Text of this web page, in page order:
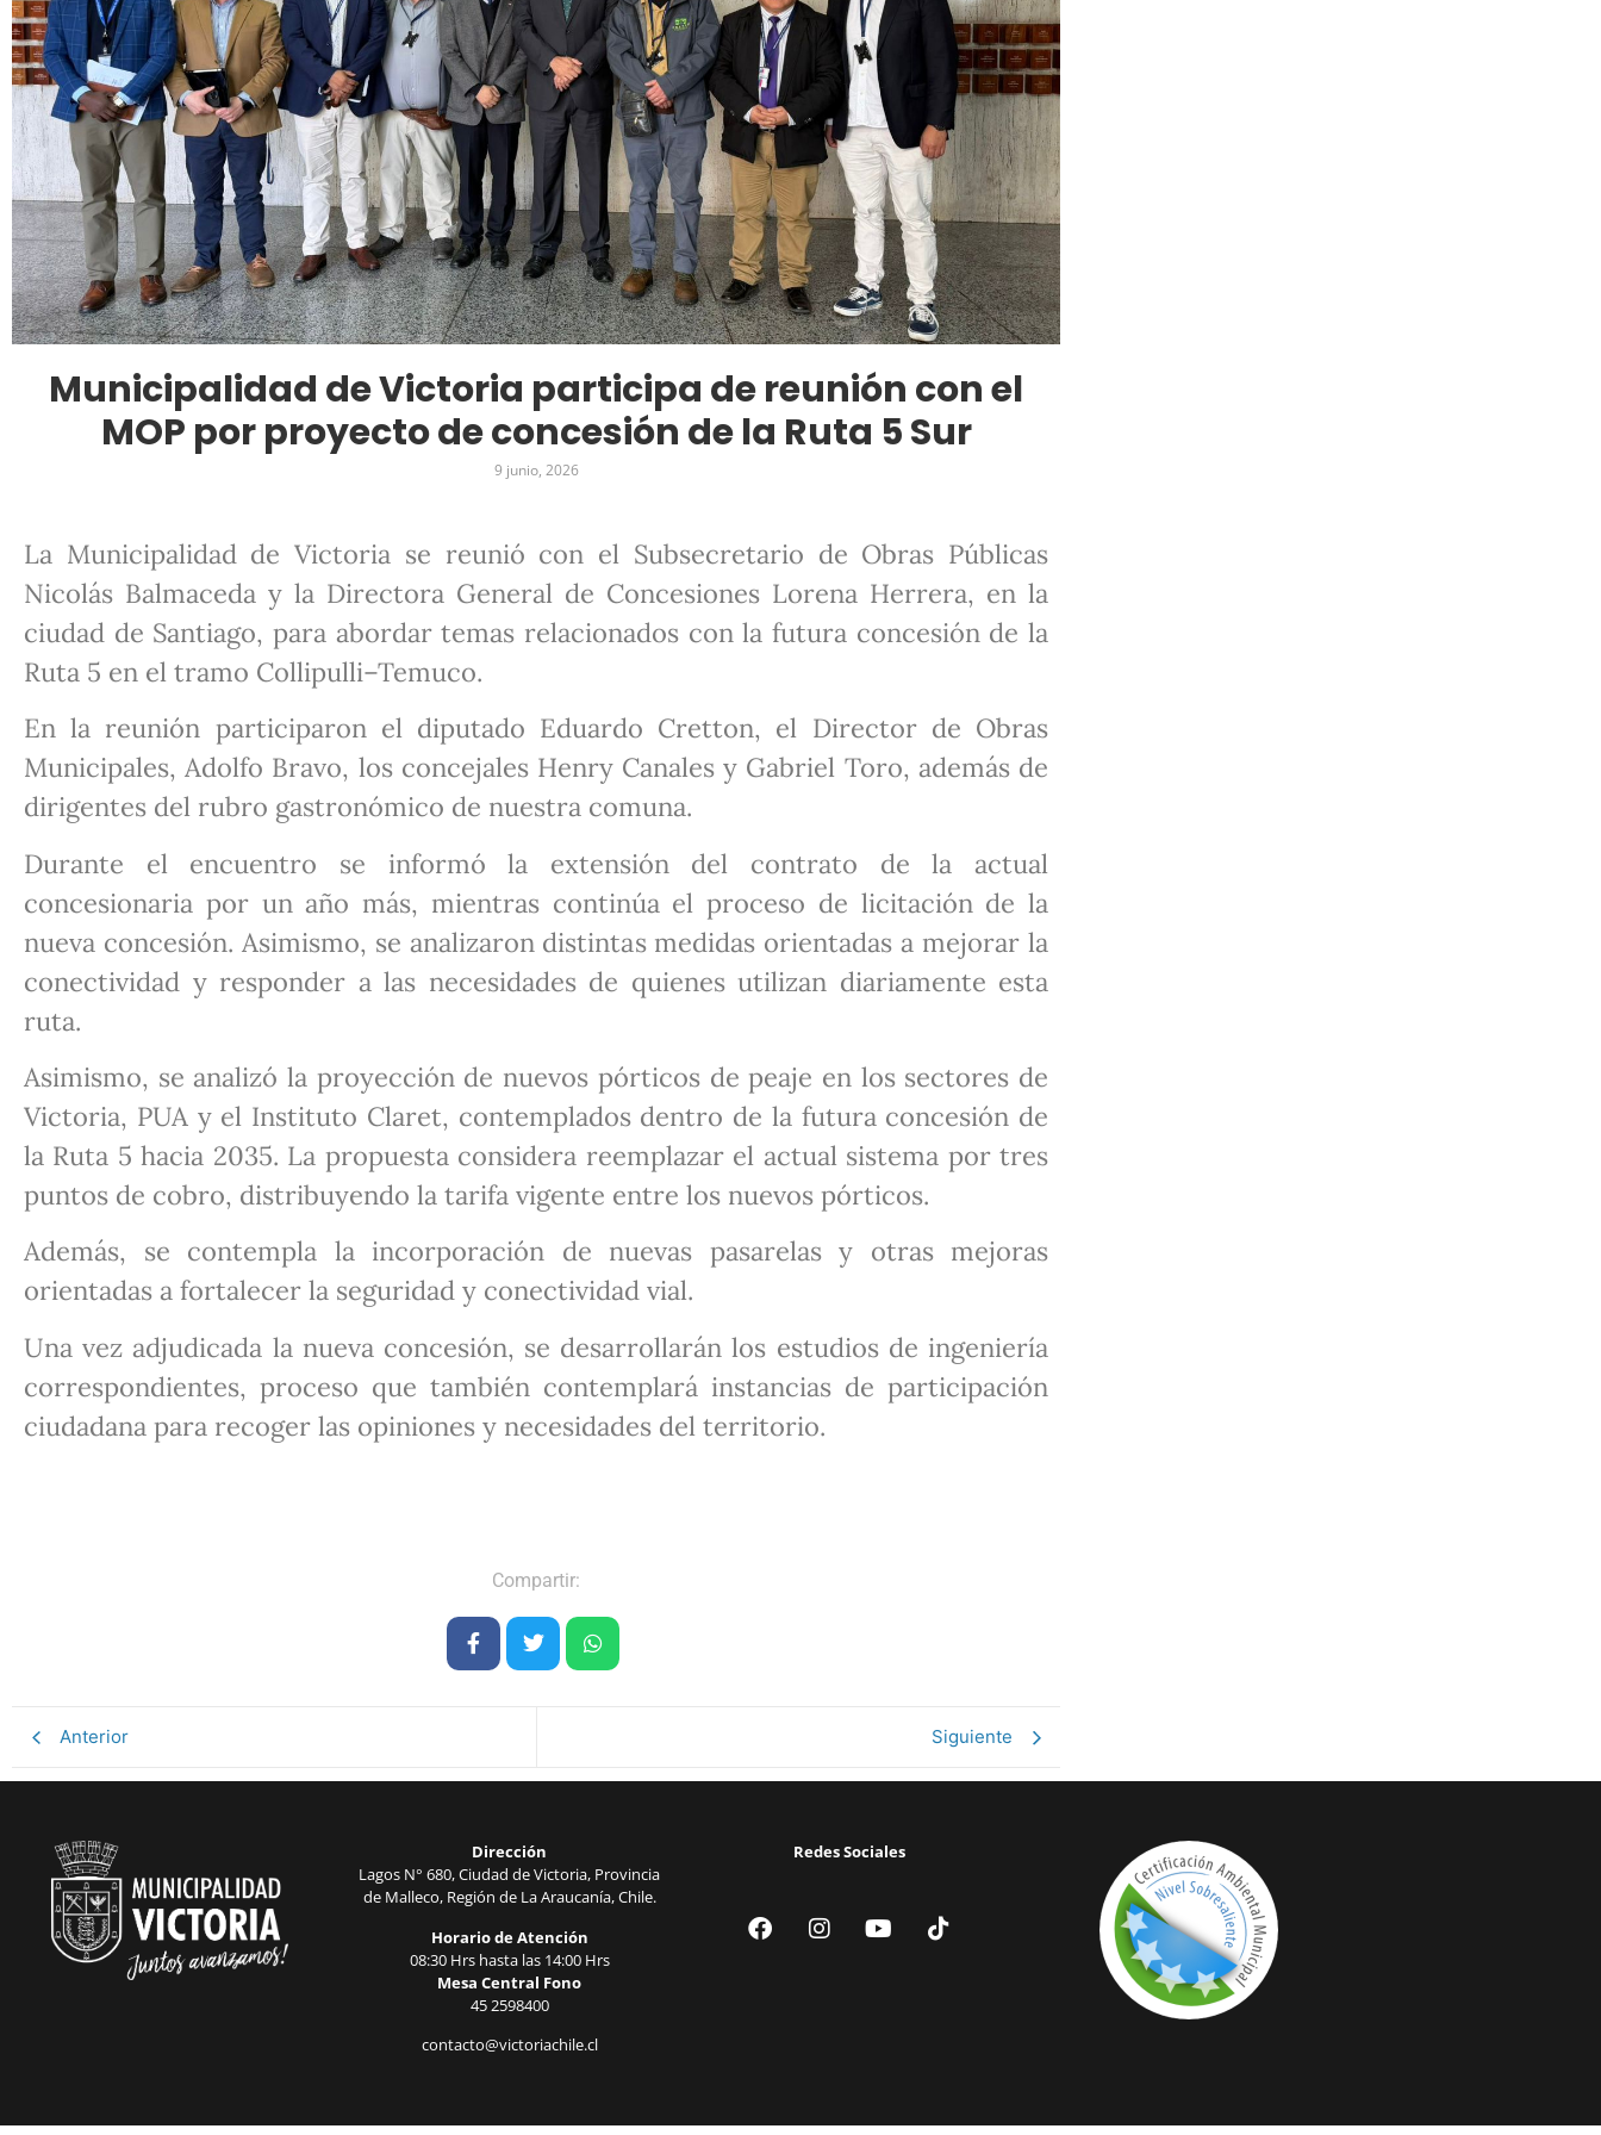
Municipalidad de Victoria participa de reunión con el
MOP por proyecto de concesión de la Ruta 5 Sur
9 junio, 2026
La Municipalidad de Victoria se reunió con el Subsecretario de Obras Públicas
Nicolás Balmaceda y la Directora General de Concesiones Lorena Herrera, en la
ciudad de Santiago, para abordar temas relacionados con la futura concesión de la
Ruta 5 en el tramo Collipulli–Temuco.
En la reunión participaron el diputado Eduardo Cretton, el Director de Obras
Municipales, Adolfo Bravo, los concejales Henry Canales y Gabriel Toro, además de
dirigentes del rubro gastronómico de nuestra comuna.
Durante el encuentro se informó la extensión del contrato de la actual
concesionaria por un año más, mientras continúa el proceso de licitación de la
nueva concesión. Asimismo, se analizaron distintas medidas orientadas a mejorar la
conectividad y responder a las necesidades de quienes utilizan diariamente esta
ruta.
Asimismo, se analizó la proyección de nuevos pórticos de peaje en los sectores de
Victoria, PUA y el Instituto Claret, contemplados dentro de la futura concesión de
la Ruta 5 hacia 2035. La propuesta considera reemplazar el actual sistema por tres
puntos de cobro, distribuyendo la tarifa vigente entre los nuevos pórticos.
Además, se contempla la incorporación de nuevas pasarelas y otras mejoras
orientadas a fortalecer la seguridad y conectividad vial.
Una vez adjudicada la nueva concesión, se desarrollarán los estudios de ingeniería
correspondientes, proceso que también contemplará instancias de participación
ciudadana para recoger las opiniones y necesidades del territorio.
Compartir:
Anterior Siguiente
Dirección
Lagos N° 680, Ciudad de Victoria, Provincia
de Malleco, Región de La Araucanía, Chile.
Horario de Atención
08:30 Hrs hasta las 14:00 Hrs
Mesa Central Fono
45 2598400
contacto@victoriachile.cl
Redes Sociales